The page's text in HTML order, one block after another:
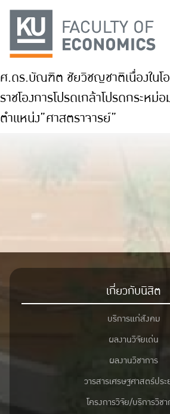
ศ.ดร.บัณฑิต ชัยวิชญชาติเนื่องในโ
ราชโองการโปรดเกล้าโปรดกระหม่
ตำแหน่ง”ศาสตราจารย์”
เกี่ยวกับนิสิต
บริการแก่สังคม
ผลงานวิจัยเด่น
ผลงานวิชาการ
วารสารเศรษฐศาสตร์ปร
โครงการวิจัย/บริการวิช